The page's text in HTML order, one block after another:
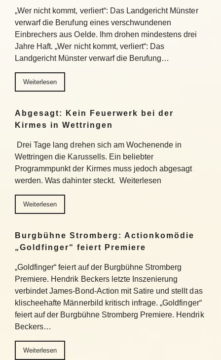
„Wer nicht kommt, verliert“: Das Landgericht Münster
verwarf die Berufung eines verschwundenen
Einbrechers aus Oelde. Ihm drohen mindestens drei
Jahre Haft. „Wer nicht kommt, verliert“: Das
Landgericht Münster verwarf die Berufung…
Weiterlesen
Abgesagt: Kein Feuerwerk bei der
Kirmes in Wettringen
Drei Tage lang drehen sich am Wochenende in
Wettringen die Karussells. Ein beliebter
Programmpunkt der Kirmes muss jedoch abgesagt
werden. Was dahinter steckt. Weiterlesen
Weiterlesen
Burgbühne Stromberg: Actionkomödie
„Goldfinger“ feiert Premiere
„Goldfinger“ feiert auf der Burgbühne Stromberg
Premiere. Hendrik Beckers letzte Inszenierung
verbindet James-Bond-Action mit Satire und stellt das
klischeehafte Männerbild kritisch infrage. „Goldfinger“
feiert auf der Burgbühne Stromberg Premiere. Hendrik
Beckers…
Weiterlesen